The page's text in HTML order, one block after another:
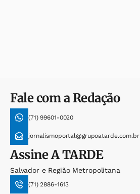
Fale com a Redação
(71) 99601-0020
jornalismoportal@grupoatarde.com.br
AssineA TARDE
Salvador e Região Metropolitana
(71) 2886-1613